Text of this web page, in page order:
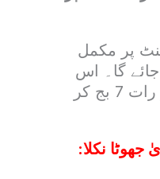
نے مزید تفصیلات بتاتے ہوئے کہا ہے کہ شام 4 بج کر 5 منٹ پر مکمل
عروج پر پہنچ جائے گا۔ اس
کے بعد شام 5 بج کر 3 منٹ پر مکمل گرہن ختم ہونا شروع ہو جائے گا اور رات 7 بج کر
نکلا: